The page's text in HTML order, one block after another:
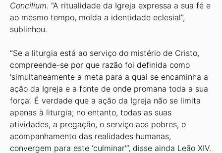
Concilium. “A ritualidade da Igreja expressa a sua fé e
ao mesmo tempo, molda a identidade eclesial”,
sublinhou.
“Se a liturgia está ao serviço do mistério de Cristo,
compreende-se por que razão foi definida como
‘simultaneamente a meta para a qual se encaminha a
ação da Igreja e a fonte de onde promana toda a sua
força’. É verdade que a ação da Igreja não se limita
apenas à liturgia; no entanto, todas as suas
atividades, a pregação, o serviço aos pobres, o
acompanhamento das realidades humanas,
convergem para este ‘culminar'”, disse ainda Leão XIV.